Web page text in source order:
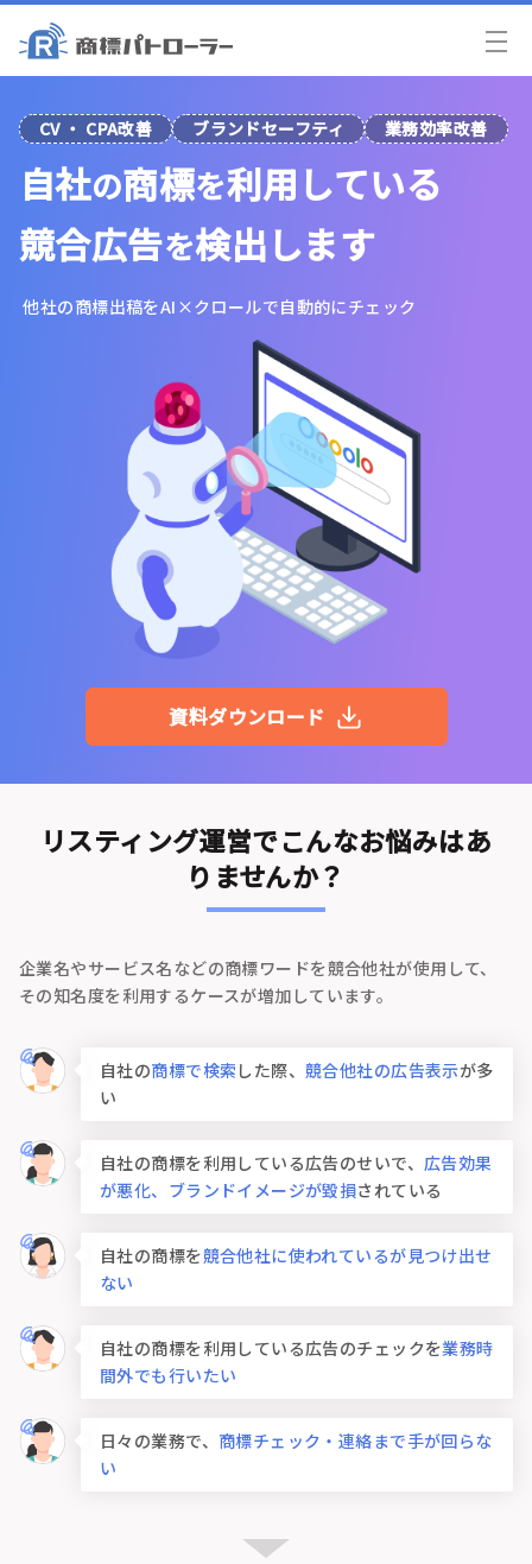
CV ・ CPA改善 ブランドセーフティ 業務効率改善
自社の商標を利用 している
競合広告を検出します
他社の商標出稿をAI×クロールで自動的にチェック
資料ダウンロード
リスティング運営でこんなお悩みはあ
りませんか？
企業名やサービス名などの商標ワードを競合他社が使用して、
その知名度を利用するケースが増加しています。
自社の商標で検索 した際、競合他社の広告表示が多
い
自社の商標を利用している広告のせいで、 広告効果
が悪化、ブランドイメージが毀損されている
自社の商標を競合他社に使われているが見つけ出せ
ない
自社の商標を利用している広告のチェックを業務時
間外でも行いたい
日々の業務で、 商標チェック・連絡まで手が回らな
い